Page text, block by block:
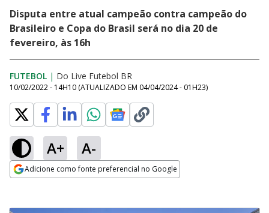
Disputa entre atual campeão contra campeão do
Brasileiro e Copa do Brasil será no dia 20 de
fevereiro, às 16h
FUTEBOL | Do Live Futebol BR
10/02/2022 - 14H10 (ATUALIZADO EM 04/04/2024 - 01H23)
A+ A-
Adicione como fonte preferencial no Google